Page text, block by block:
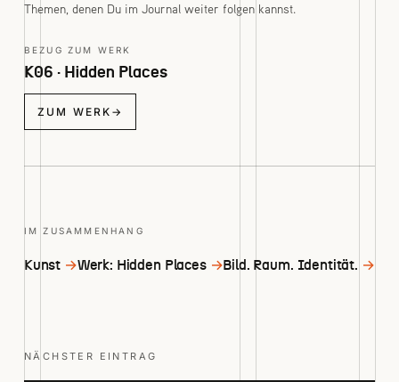
Themen, denen Du im Journal weiter folgen kannst.
BEZUG ZUM WERK
K06 · Hidden Places
ZUM WERK →
IM ZUSAMMENHANG
Kunst →Werk: Hidden Places →Bild. Raum. Identität. →
NÄCHSTER EINTRAG